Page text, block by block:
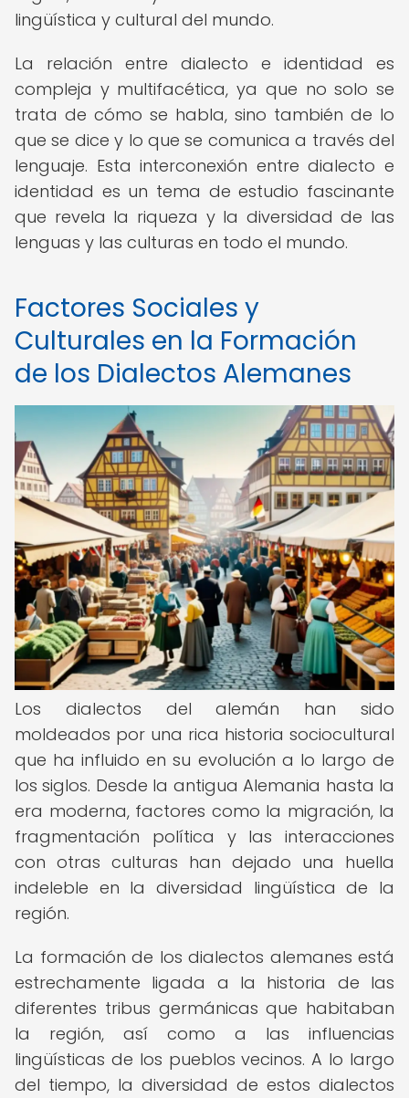
lingüística y cultural del mundo.
La relación entre dialecto e identidad es
compleja y multifacética, ya que no solo se
trata de cómo se habla, sino también de lo
que se dice y lo que se comunica a través del
lenguaje. Esta interconexión entre dialecto e
identidad es un tema de estudio fascinante
que revela la riqueza y la diversidad de las
lenguas y las culturas en todo el mundo.
Factores Sociales y
Culturales en la Formación
de los Dialectos Alemanes
Los dialectos del alemán han sido
moldeados por una rica historia sociocultural
que ha influido en su evolución a lo largo de
los siglos. Desde la antigua Alemania hasta la
era moderna, factores como la migración, la
fragmentación política y las interacciones
con otras culturas han dejado una huella
indeleble en la diversidad lingüística de la
región.
La formación de los dialectos alemanes está
estrechamente ligada a la historia de las
diferentes tribus germánicas que habitaban
la región, así como a las influencias
lingüísticas de los pueblos vecinos. A lo largo
del tiempo, la diversidad de estos dialectos